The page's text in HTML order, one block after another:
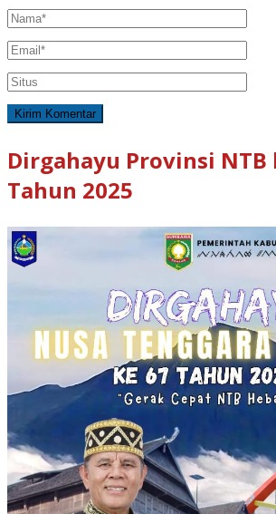
Dirgahayu Provinsi NTB
Tahun 2025